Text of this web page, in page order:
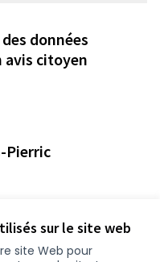
sur le site web
site Web pour
données
avis citoyen
Pierric